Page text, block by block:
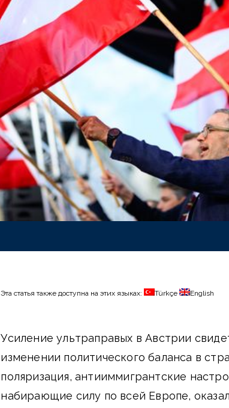
Эта статья также доступна на этих языках: Türkçe English
Усиление ультраправых в Австрии
изменении политического баланса в
поляризация, антииммигрантские
набирающие силу по всей Европе,